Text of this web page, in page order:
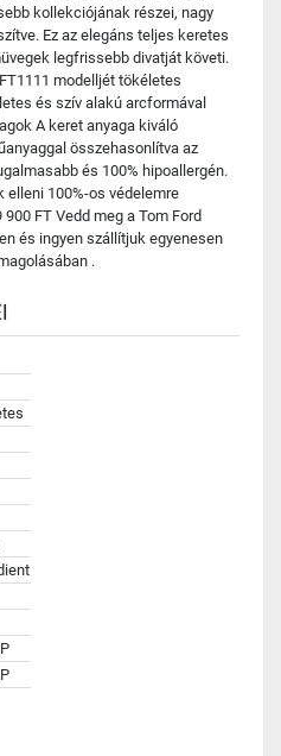
kollekciójának részei, nagy
Ez az elegáns teljes keretes
legfrissebb divatját követi.
modelljét tökéletes
és szív alakú arcformával
A keret anyaga kiváló
összehasonlítva az
és 100% hipoallergén.
elleni 100%-os védelemre
FT Vedd meg a Tom Ford
és ingyen szállítjuk egyenesen
.